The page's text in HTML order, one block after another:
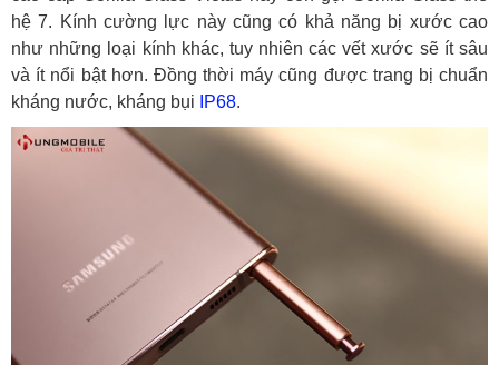
hệ 7. Kính cường lực này cũng có khả năng bị xước cao
như những loại kính khác, tuy nhiên các vết xước sẽ ít sâu
và ít nổi bật hơn. Đồng thời máy cũng được trang bị chuẩn
kháng nước, kháng bụi
IP68.